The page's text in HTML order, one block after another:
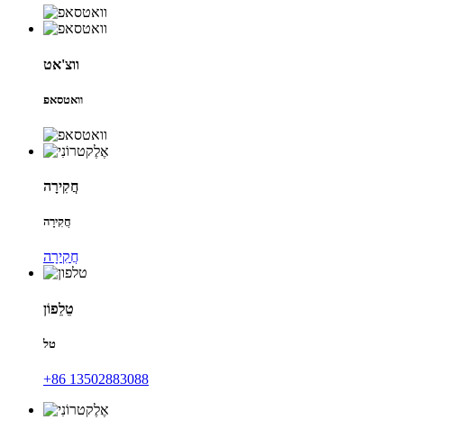
ווצ'אט
וואטסאפ
חֲקִירָה
חֲקִירָה
חֲקִירָה
טֵלֵפוֹן
טל
+86 13502883088